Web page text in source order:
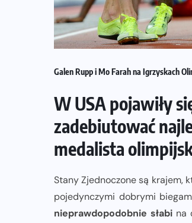
Galen Rupp i Mo Farah na Igrzyskach
W USA pojawiły
zadebiutować
medalista
Stany Zjednoczone są krajem,
pojedynczymi dobrymi
nieprawdopodobnie słabina
NADCHODZĄCE IMPREZY
ZAPOWIEDZI
Sprawdzone trasy
przebieg 43. Toruń
Toruń Półmaratonu i